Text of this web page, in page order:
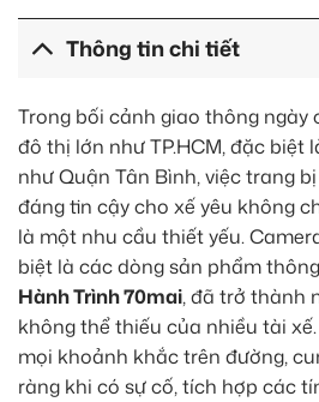
Thông tin chi tiết
Trong bối cảnh giao thông
đô thị lớn như TP.HCM, đặc biệt
như Quận Tân Bình, việc trang
đáng tin cậy cho xế yêu không
là một nhu cầu thiết yếu.
biệt là các dòng sản phẩm
Hành Trình 70mai, đã trở thành
không thể thiếu của nhiều tài
mọi khoảnh khắc trên đường,
ràng khi có sự cố, tích hợp các